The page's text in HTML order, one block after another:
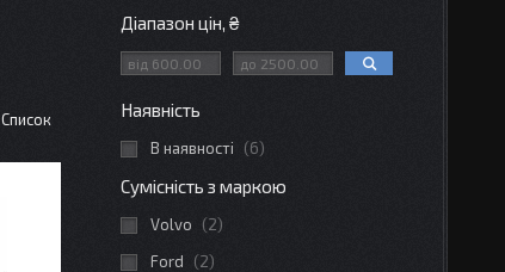
Список
Діапазон цін, ₴
Наявність
В наявності 6
Сумісність з маркою
Volvo
2
Ford
2